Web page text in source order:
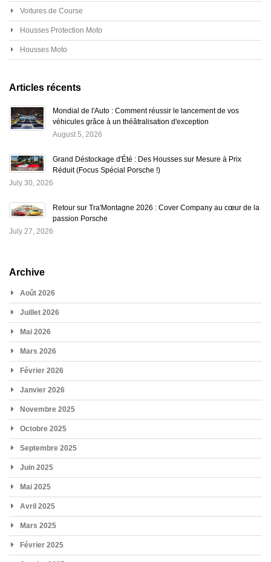
Voitures de Course
Housses Protection Moto
Housses Moto
Articles récents
Mondial de l'Auto : Comment réussir le lancement de vos
véhicules grâce à un théâtralisation d'exception
August 5, 2026
Grand Déstockage d'Été : Des Housses sur Mesure à Prix
Réduit (Focus Spécial Porsche !)
July 30, 2026
Retour sur Tra'Montagne 2026 : Cover Company au cœur de la
passion Porsche
July 27, 2026
Archive
Août 2026
Juillet 2026
Mai 2026
Mars 2026
Février 2026
Janvier 2026
Novembre 2025
Octobre 2025
Septembre 2025
Juin 2025
Mai 2025
Avril 2025
Mars 2025
Février 2025